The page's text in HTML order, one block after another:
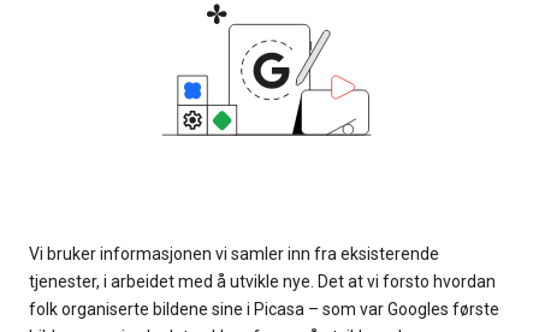
Vi bruker informasjonen vi samler inn fra eksisterende
tjenester, i arbeidet med å utvikle nye. Det at vi forsto hvordan
folk organiserte bildene sine i Picasa – som var Googles første